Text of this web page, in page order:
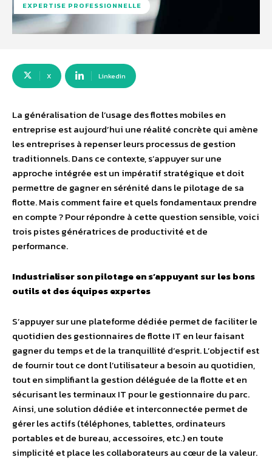
EXPERTISE PROFESSIONNELLE
X Linkedin
La généralisation de l’usage des flottes mobiles en
entreprise est aujourd’hui une réalité concrète qui amène
les entreprises à repenser leurs processus de gestion
traditionnels. Dans ce contexte, s’appuyer sur une
approche intégrée est un impératif stratégique et doit
permettre de gagner en sérénité dans le pilotage de sa
flotte. Mais comment faire et quels fondamentaux prendre
en compte ? Pour répondre à cette question sensible, voici
trois pistes génératrices de productivité et de
performance.
Industrialiser son pilotage en s’appuyant sur les bons
outils et des équipes expertes
S’appuyer sur une plateforme dédiée permet de faciliter le
quotidien des gestionnaires de flotte IT en leur faisant
gagner du temps et de la tranquillité d’esprit. L’objectif est
de fournir tout ce dont l’utilisateur a besoin au quotidien,
tout en simplifiant la gestion déléguée de la flotte et en
sécurisant les terminaux IT pour le gestionnaire du parc.
Ainsi, une solution dédiée et interconnectée permet de
gérer les actifs (téléphones, tablettes, ordinateurs
portables et de bureau, accessoires, etc.) en toute
simplicité et place les collaborateurs au cœur de la valeur.